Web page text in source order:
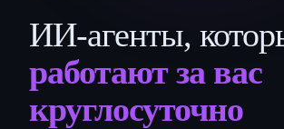
ИИ-агенты,
работают за вас
круглосуточно